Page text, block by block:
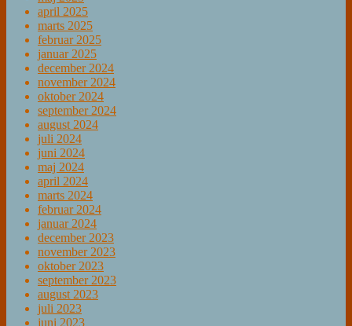
april 2025
marts 2025
februar 2025
januar 2025
december 2024
november 2024
oktober 2024
september 2024
august 2024
juli 2024
juni 2024
maj 2024
april 2024
marts 2024
februar 2024
januar 2024
december 2023
november 2023
oktober 2023
september 2023
august 2023
juli 2023
juni 2023